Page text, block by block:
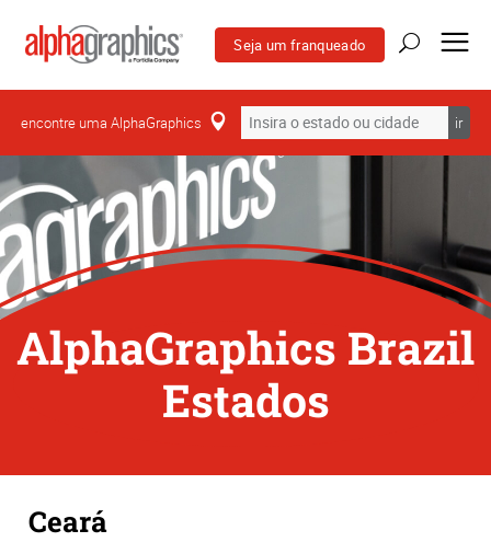
Seja um franqueado
encontre uma AlphaGraphics ir
AlphaGraphics Brazil
Estados
Ceará